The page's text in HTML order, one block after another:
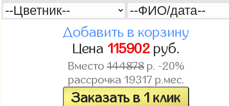
Добавить в корзину
Цена 115902руб.
Вместо144878р. -20%
рассрочка 19317 р.мес.
Заказать в 1 клик